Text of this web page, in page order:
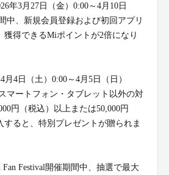
年3月27日（金）0:00～4月10日
中、新規会員登録および初回アプリ
獲得できるMiポイントが2倍になり
月4日（土）0:00～4月5日（日）
マートフォン・タブレット以外の対
円（税込）以上または50,000円
すると、特別プレゼントが贈られま
Fan Festival開催期間中、抽選で最大